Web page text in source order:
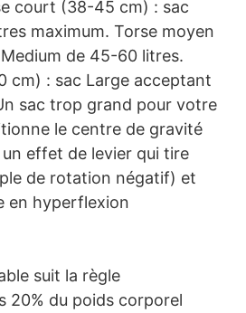
court (38-45 cm) : sac
maximum. Torse moyen
de 45-60 litres.
cm) : sac Large acceptant
sac trop grand pour votre
le centre de gravité
effet de levier qui tire
de rotation négatif) et
en hyperflexion
suit la règle
20% du poids corporel